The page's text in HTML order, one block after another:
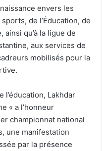
envers les
de l’Éducation, de
qu’à la ligue de
aux services de
mobilisés pour la
l’éducation, Lakhdar
« a l’honneur
championnat national
une manifestation
par la présence